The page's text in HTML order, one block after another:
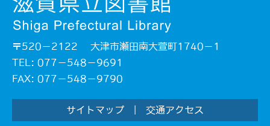
〒520－2122 大津市瀬田南大萱町1740－1
TEL: 077－548－9691
FAX: 077－548－9790
サイトマップ 交通アクセス